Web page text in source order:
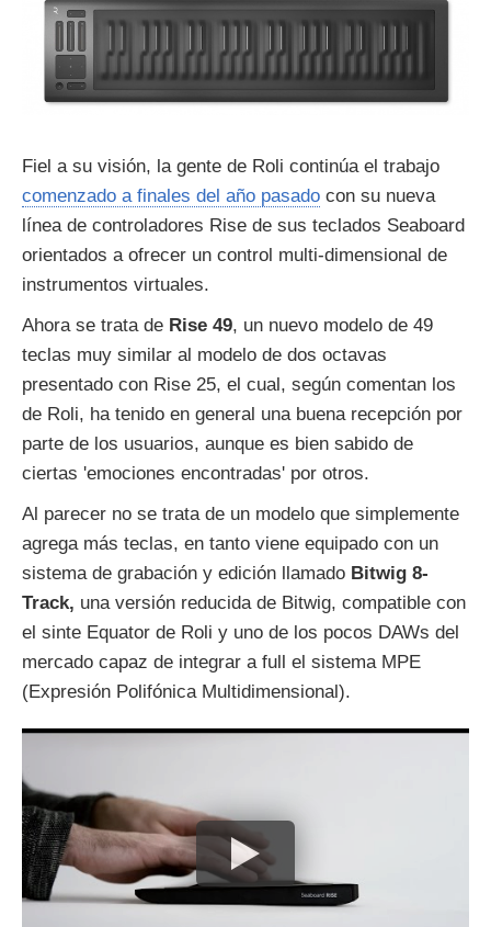
Fiel a su visión, la gente de Roli continúa el trabajo
comenzado a finales del año pasado con su nueva
línea de controladores Rise de sus teclados Seaboard
orientados a ofrecer un control multi-dimensional de
instrumentos virtuales.
Ahora se trata de Rise 49, un nuevo modelo de 49
teclas muy similar al modelo de dos octavas
presentado con Rise 25, el cual, según comentan los
de Roli, ha tenido en general una buena recepción por
parte de los usuarios, aunque es bien sabido de
ciertas 'emociones encontradas' por otros.
Al parecer no se trata de un modelo que simplemente
agrega más teclas, en tanto viene equipado con un
sistema de grabación y edición llamado Bitwig 8-
Track, una versión reducida de Bitwig, compatible con
el sinte Equator de Roli y uno de los pocos DAWs del
mercado capaz de integrar a full el sistema MPE
(Expresión Polifónica Multidimensional).